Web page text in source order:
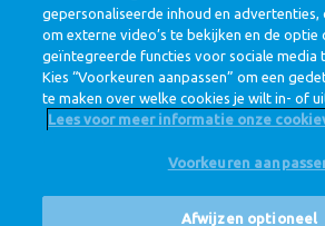
gepersonaliseerde inhoud en advertenties,
om externe video’s te bekijken en de optie
geïntegreerde functies voor sociale media
Kies “Voorkeuren aanpassen” om een
te maken over welke cookies je wilt in- of
Lees voor meer informatie onze
Voorkeuren
Afwijzen optioneel